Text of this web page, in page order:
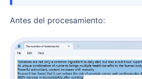
Antes del procesamiento: